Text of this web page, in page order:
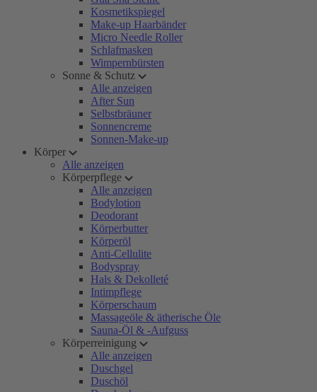
Kosmetikspiegel
Make-up Haarbänder
Micro Needle Roller
Schlafmasken
Wimpernbürsten
Sonne & Schutz
Alle anzeigen
After Sun
Selbstbräuner
Sonnencreme
Sonnen-Make-up
Körper
Alle anzeigen
Körperpflege
Alle anzeigen
Bodylotion
Deodorant
Körperbutter
Körperöl
Anti-Cellulite
Bodyspray
Hals & Dekolleté
Intimpflege
Körperschaum
Massageöle & ätherische Öle
Sauna-Öl & -Aufguss
Körperreinigung
Alle anzeigen
Duschgel
Duschöl